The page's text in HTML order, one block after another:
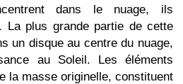
dans le nuage, ils
La plus grande partie de cette
un disque au centre du nuage,
au Soleil. Les éléments
la masse originelle, constituent